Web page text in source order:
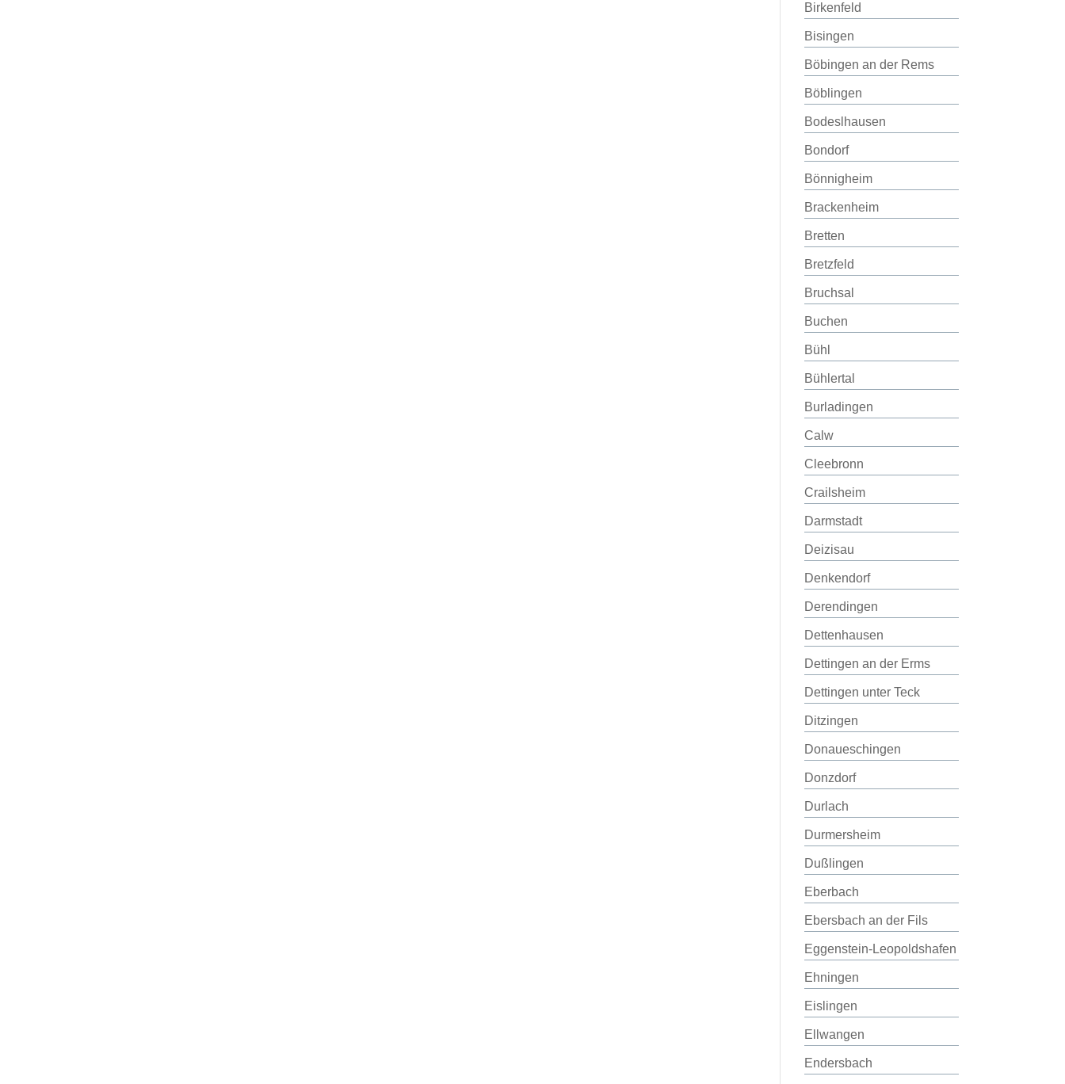
Birkenfeld
Bisingen
Böbingen an der Rems
Böblingen
Bodeslhausen
Bondorf
Bönnigheim
Brackenheim
Bretten
Bretzfeld
Bruchsal
Buchen
Bühl
Bühlertal
Burladingen
Calw
Cleebronn
Crailsheim
Darmstadt
Deizisau
Denkendorf
Derendingen
Dettenhausen
Dettingen an der Erms
Dettingen unter Teck
Ditzingen
Donaueschingen
Donzdorf
Durlach
Durmersheim
Dußlingen
Eberbach
Ebersbach an der Fils
Eggenstein-Leopoldshafen
Ehningen
Eislingen
Ellwangen
Endersbach